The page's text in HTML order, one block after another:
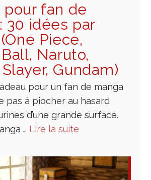
pour fan de
30 idées par
Piece,
Naruto,
Gundam)
pour un fan de manga
pas à piocher au hasard
d’une grande surface.
… Lire la suite